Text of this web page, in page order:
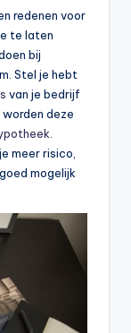
redenen voor
te laten
bij
Stel je hebt
van je bedrijf
deze
meer risico,
mogelijk